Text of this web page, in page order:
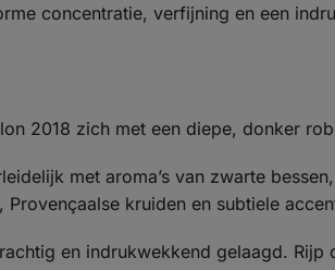
concentratie, verfijning en een
2018 zich met een diepe, donker
met aroma’s van zwarte
kruiden en subtiele
en indrukwekkend gelaagd.